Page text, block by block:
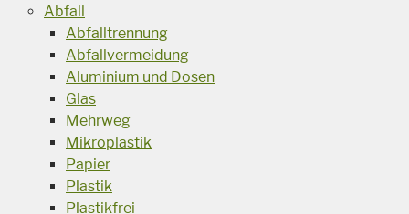
Abfall
Abfalltrennung
Abfallvermeidung
Aluminium und Dosen
Glas
Mehrweg
Mikroplastik
Papier
Plastik
Plastikfrei